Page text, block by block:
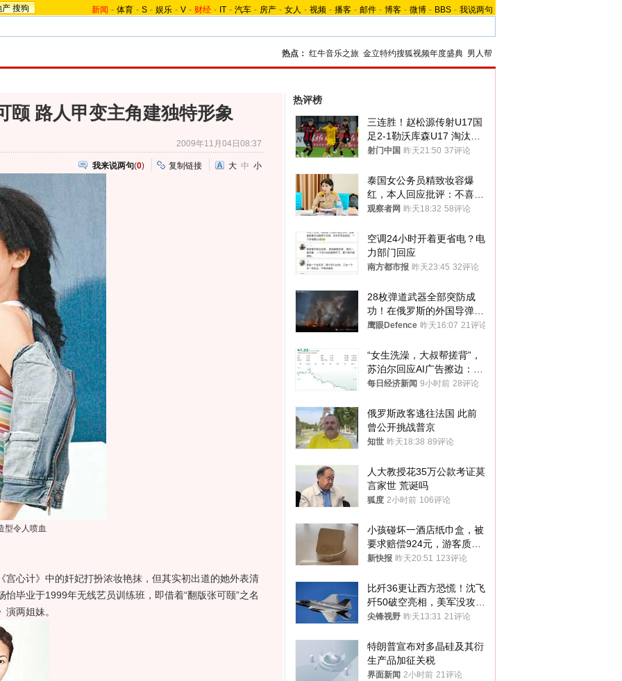
产 搜狗 新闻 - 体育 - S - 娱乐 - V - 财经 - IT - 汽车 - 房产 - 女人 - 视频 - 播客 - 邮件 - 博客 - 微博 - BBS - 我说两句
热点： 红牛音乐之旅 金立特约搜狐视频年度盛典 男人帮
颐 路人甲变主角建独特形象
2009年11月04日08:37
我来说两句(0) 复制链接 大 中 小
型令人喷血
计》中的奸妃打扮浓妆艳抹，但其实初出道的她外表清
毕业于1999年无线艺员训练班，即借着“翻版张可颐”之名
两姐妹。
热评榜
三连胜！赵松源传射U17国
足2-1勒沃库森U17 淘汰赛
将战河床
射门中国 昨天21:50 37评论
泰国女公务员精致妆容爆
红，本人回应批评：不喜欢
就别看
观察者网 昨天18:32 58评论
空调24小时开着更省电？电
力部门回应
南方都市报 昨天23:45 32评论
28枚弹道武器全部突防成
功！在俄罗斯的外国导弹发
射车都是合法打击目标
鹰眼Defence 昨天16:07 21评论
“女生洗澡，大叔帮搓背”，
苏泊尔回应AI广告擦边：视
频全下架，已强化内容管理
每日经济新闻 9小时前 28评论
俄罗斯政客逃往法国 此前
曾公开挑战普京
知世 昨天18:38 89评论
人大教授花35万公款考证莫
言家世 荒诞吗
狐度 2小时前 106评论
小孩碰坏一酒店纸巾盒，被
要求赔偿924元，游客质疑
酒店房客物品超高标价，市
新快报 昨天20:51 123评论
比歼36更让西方恐慌！沈飞
歼50破空亮相，美军没攻克
的技术被拿下
尖锋视野 昨天13:31 21评论
特朗普宣布对多晶硅及其衍
生产品加征关税
界面新闻 2小时前 21评论